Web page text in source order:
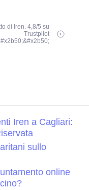
di Iren. 4,8/5 su
Trustpilot
Iren a Cagliari:
sullo
online